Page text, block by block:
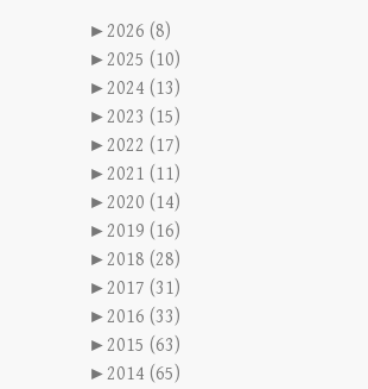
►2026 (8)
►2025 (10)
►2024 (13)
►2023 (15)
►2022 (17)
►2021 (11)
►2020 (14)
►2019 (16)
►2018 (28)
►2017 (31)
►2016 (33)
►2015 (63)
►2014 (65)